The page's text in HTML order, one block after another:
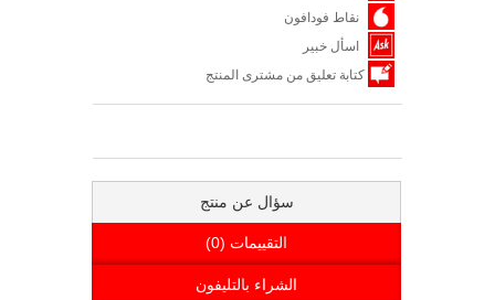
نقاط فودافون
اسأل خبير
كتابة تعليق من مشترى المنتج
سؤال عن منتج
التقييمات (0)
الشراء بالتليفون